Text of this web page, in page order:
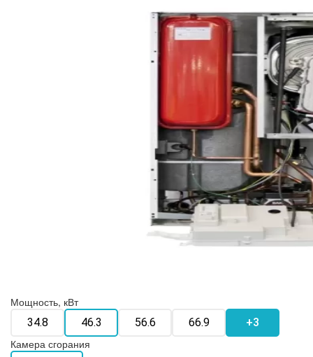
Мощность, кВт
34.8 46.3 56.6 66.9 +3
Камера сгорания